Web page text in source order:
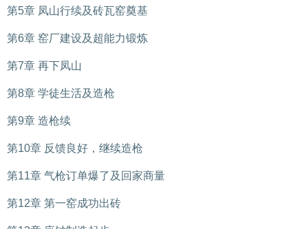
第5章 凤山行续及砖瓦窑奠基
第6章 窑厂建设及超能力锻炼
第7章 再下凤山
第8章 学徒生活及造枪
第9章 造枪续
第10章 反馈良好，继续造枪
第11章 气枪订单爆了及回家商量
第12章 第一窑成功出砖